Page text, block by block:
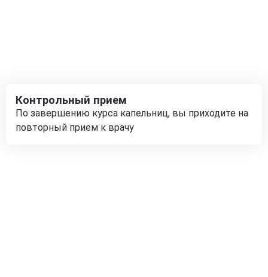
Контрольный прием
По завершению курса капельниц, вы приходите на
повторный прием к врачу